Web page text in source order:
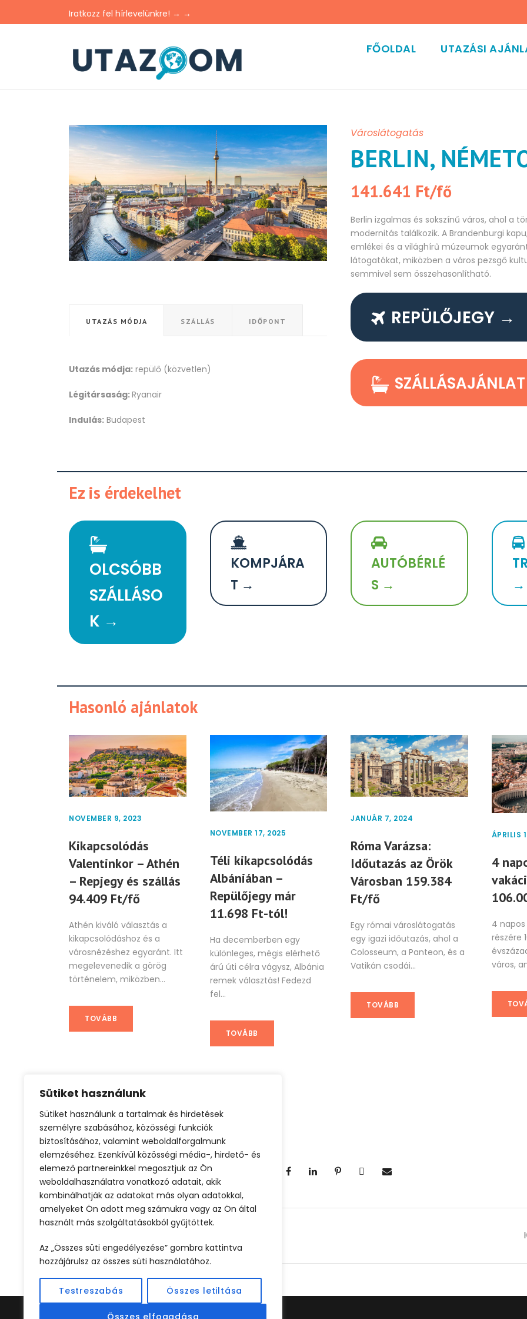
Sütiket használunk
Sütiket használunk a tartalmak és hirdetések
személyre szabásához, közösségi funkciók
biztosításához, valamint weboldalforgalmunk
elemzéséhez. Ezenkívül közösségi média-, hirdető- és
elemező partnereinkkel megosztjuk az Ön
weboldalhasználatra vonatkozó adatait, akik
kombinálhatják az adatokat más olyan adatokkal,
amelyeket Ön adott meg számukra vagy az Ön által
használt más szolgáltatásokból gyűjtöttek.
Az „Összes süti engedélyezése” gombra kattintva
hozzájárulsz az összes süti használatához.
Testreszabás Összes letiltása
Összes elfogadása
Iratkozz fel hírlevelünkre! → →
FŐOLDAL UTAZÁSI
Városlátogatás
BERLIN,
141.641 Ft/fő
Berlin izgalmas és sokszínű város, ahol a
modernitás találkozik. A Brandenburgi
emlékei és a világhírű múzeumok
látogatókat, miközben a város pezsgő
semmivel sem összehasonlítható.
UTAZÁS MÓDJA SZÁLLÁS IDŐPONT
Utazás módja: repülő (közvetlen)
Légitársaság:Ryanair
Indulás: Budapest
REPÜLŐJEGY →
Ez is érdekelhet
OLCSÓBB
SZÁLLÁSO
K →
KOMPJÁRA
T →
AUTÓBÉRLÉ
S →
→
Hasonló ajánlatok
NOVEMBER 9, 2023
Kikapcsolódás
Valentinkor – Athén
– Repjegy és szállás
94.409 Ft/fő
Athén kiváló választás a
kikapcsolódáshoz és a
városnézéshez egyaránt. Itt
megelevenedik a görög
történelem, miközben...
TOVÁBB
NOVEMBER 17, 2025
Téli kikapcsolódás
Albániában –
Repülőjegy már
11.698 Ft-tól!
Ha decemberben egy
különleges, mégis elérhető
árú úti célra vágysz, Albánia
remek választás! Fedezd
fel...
TOVÁBB
JANUÁR 7, 2024
Róma Varázsa:
Időutazás az Örök
Városban 159.384
Ft/fő
Egy római városlátogatás
egy igazi időutazás, ahol a
Colosseum, a Panteon, és a
Vatikán csodái...
TOVÁBB
ÁPRILIS
4
4
részére
város,
Városlátogatás